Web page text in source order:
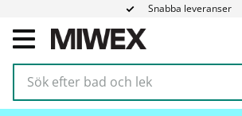
Meny
Snabba leveranser